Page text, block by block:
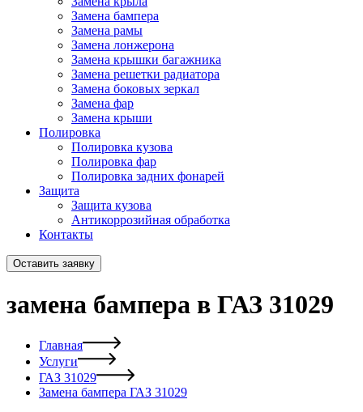
Замена бампера
Замена рамы
Замена лонжерона
Замена крышки багажника
Замена решетки радиатора
Замена боковых зеркал
Замена фар
Замена крыши
Полировка
Полировка кузова
Полировка фар
Полировка задних фонарей
Защита
Защита кузова
Антикоррозийная обработка
Контакты
Оставить заявку
замена бампера в ГАЗ 31029
Главная
Услуги
ГАЗ 31029
Замена бампера ГАЗ 31029